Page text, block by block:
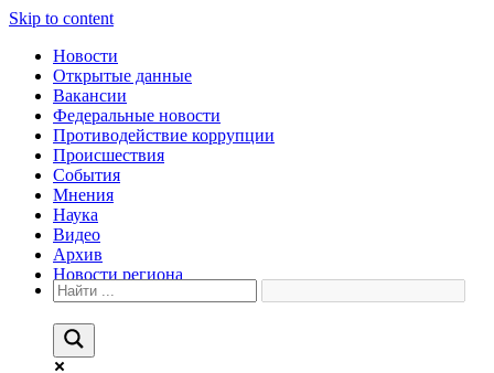
Skip to content
Новости
Открытые данные
Вакансии
Федеральные новости
Противодействие коррупции
Происшествия
События
Мнения
Наука
Видео
Архив
Новости региона